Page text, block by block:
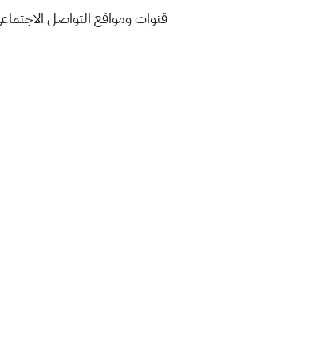
قنوات ومواقع التواصل